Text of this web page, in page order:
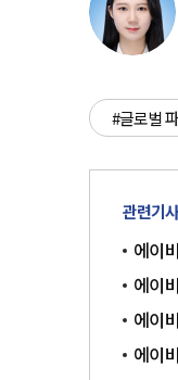
#글로벌
관련기사
에이
에이
에이
에이